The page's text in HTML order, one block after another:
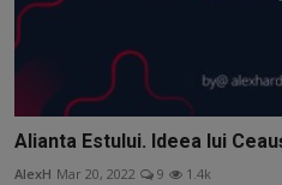
Alianta Estului. Ideea lui
AlexH Mar 20, 2022 9 1.4k